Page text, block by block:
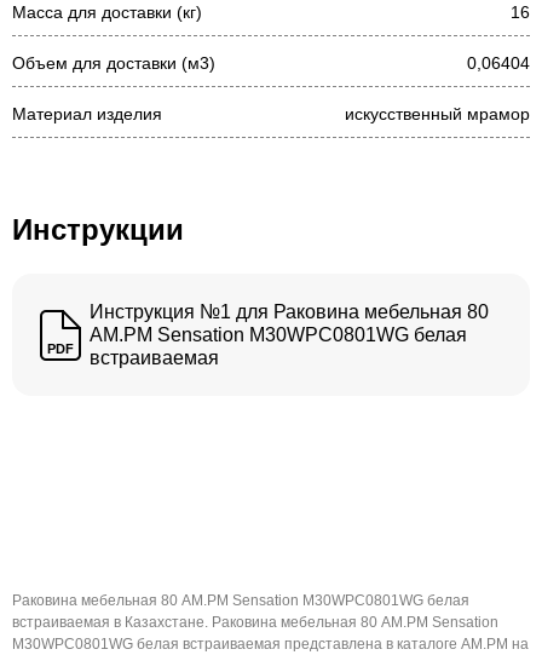
Масса для доставки (кг) 16
Объем для доставки (м3) 0,06404
Материал изделия искусственный мрамор
Инструкции
PDF
Инструкция №1 для Раковина мебельная 80
AM.PM Sensation M30WPC0801WG белая
встраиваемая
Раковина мебельная 80 AM.PM Sensation M30WPC0801WG белая
встраиваемая в Казахстане. Раковина мебельная 80 AM.PM Sensation
M30WPC0801WG белая встраиваемая представлена в каталоге AM.PM на